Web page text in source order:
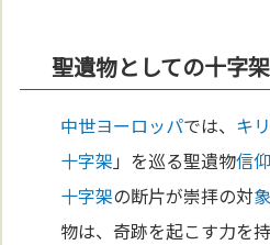
聖遺物としての十字架
中世ヨーロッパでは、 キ
十字架 」を巡る聖遺物信
十字架の断片が崇拝の対象
物は、奇跡を起こす力を